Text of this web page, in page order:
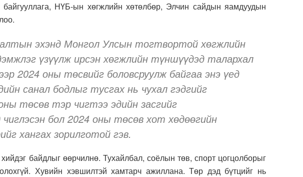
НҮБ-ын хөгжлийн хөтөлбөр, Элчин сайдын яамдуудын
эхэнд Монгол Улсын тогтвортой хөгжлийн
үзүүлж ирсэн хөгжлийн түншүүдэд талархал
2024 оны төсвийг боловсруулж байгаа энэ үед
санал бодлыг тусгах нь чухал гэдгийг
төсөв тэр чигтээ эдийн засгийг
бол 2024 оны төсөв хот хөдөөгийн
хангах зорилготой гэв.
байдлыг өөрчилнө. Тухайлбал, соёлын төв, спорт цогцолборыг
Хувийн хэвшилтэй хамтарч ажиллана. Төр дэд бүтцийг нь